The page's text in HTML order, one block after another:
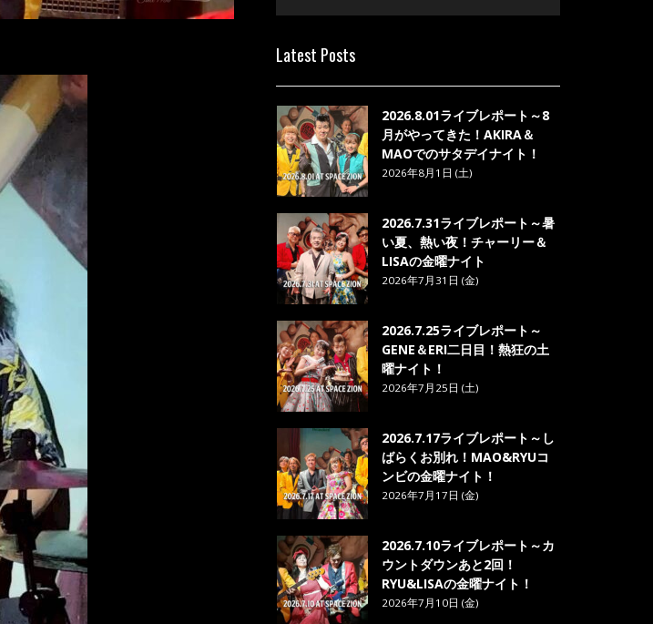
7. ベストフレンド - MAO
Latest Posts
2026.8.01ライブレポート～8
月がやってきた！AKIRA＆
MAOでのサタデイナイト！
2026年8月1日 (土)
2026.7.31ライブレポート～暑
い夏、熱い夜！チャーリー＆
LISAの金曜ナイト
2026年7月31日 (金)
2026.7.25ライブレポート～
GENE＆ERI二日目！熱狂の土
曜ナイト！
2026年7月25日 (土)
2026.7.17ライブレポート～し
ばらくお別れ！MAO&RYUコ
ンビの金曜ナイト！
2026年7月17日 (金)
2026.7.10ライブレポート～カ
ウントダウンあと2回！
RYU&LISAの金曜ナイト！
2026年7月10日 (金)